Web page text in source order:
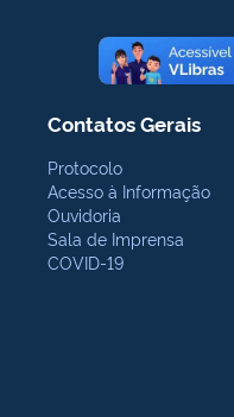
Contatos Gerais
Protocolo
Acesso à Informação
Ouvidoria
Sala de Imprensa
COVID-19